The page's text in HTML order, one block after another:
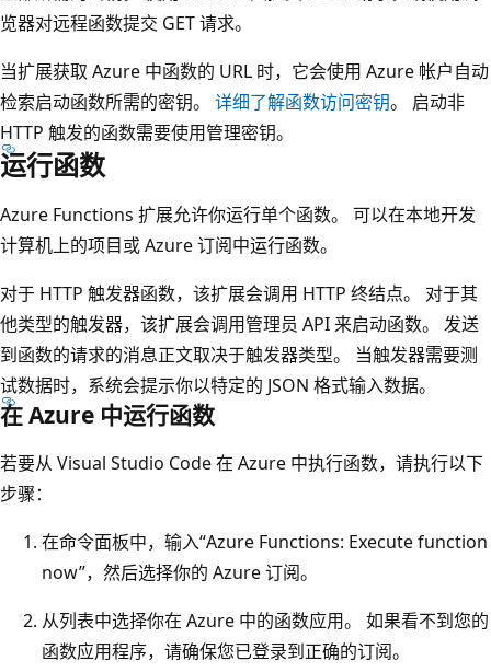
览器对远程函数提交 GET 请求。
当扩展获取 Azure 中函数的 URL 时，它会使用 Azure 帐户自动
检索启动函数所需的密钥。 详细了解函数访问密钥。 启动非
HTTP 触发的函数需要使用管理密钥。
运行函数
Azure Functions 扩展允许你运行单个函数。 可以在本地开发
计算机上的项目或 Azure 订阅中运行函数。
对于 HTTP 触发器函数，该扩展会调用 HTTP 终结点。 对于其
他类型的触发器，该扩展会调用管理员 API 来启动函数。 发送
到函数的请求的消息正文取决于触发器类型。 当触发器需要测
试数据时，系统会提示你以特定的 JSON 格式输入数据。
在 Azure 中运行函数
若要从 Visual Studio Code 在 Azure 中执行函数，请执行以下
步骤：
在命令面板中，输入“Azure Functions: Execute function
now”，然后选择你的 Azure 订阅。
从列表中选择你在 Azure 中的函数应用。 如果看不到您的
函数应用程序，请确保您已登录到正确的订阅。